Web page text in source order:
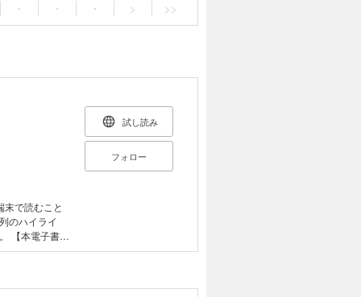
・
・ ・ > >>
で読むこと
のハイライ
しておりま
ット副業の種
試し読み
フォロー